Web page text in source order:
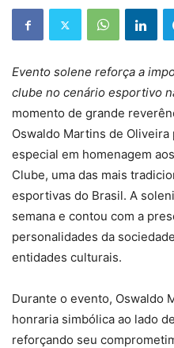
Evento solene reforça a
clube no cenário esportivo
momento de grande
Oswaldo Martins de
especial em homenagem
Clube, uma das mais
esportivas do Brasil. A
semana e contou com a
personalidades da
entidades culturais.
Durante o evento, Oswaldo
honraria simbólica ao lado
reforçando seu